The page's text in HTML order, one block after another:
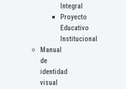
Integral
Proyecto
Educativo
Institucional
Manual
de
identidad
visual